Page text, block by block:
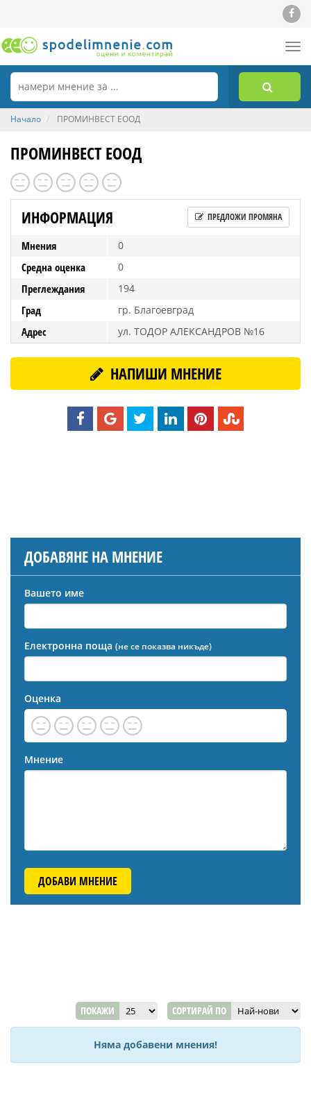
Начало ПРОМИНВЕСТ ЕООД
ПРОМИНВЕСТ ЕООД
ИНФОРМАЦИЯ ПРЕДЛОЖИ ПРОМЯНА
Мнения 0
Средна оценка 0
Преглеждания 194
Град гр. Благоевград
Адрес ул. ТОДОР АЛЕКСАНДРОВ №16
НАПИШИ МНЕНИЕ
ДОБАВЯНЕ НА МНЕНИЕ
Вашето име
Електронна поща (не се показва никъде)
Оценка
Мнение
ДОБАВИ МНЕНИЕ
ПОКАЖИ СОРТИРАЙ ПО
Няма добавени мнения!